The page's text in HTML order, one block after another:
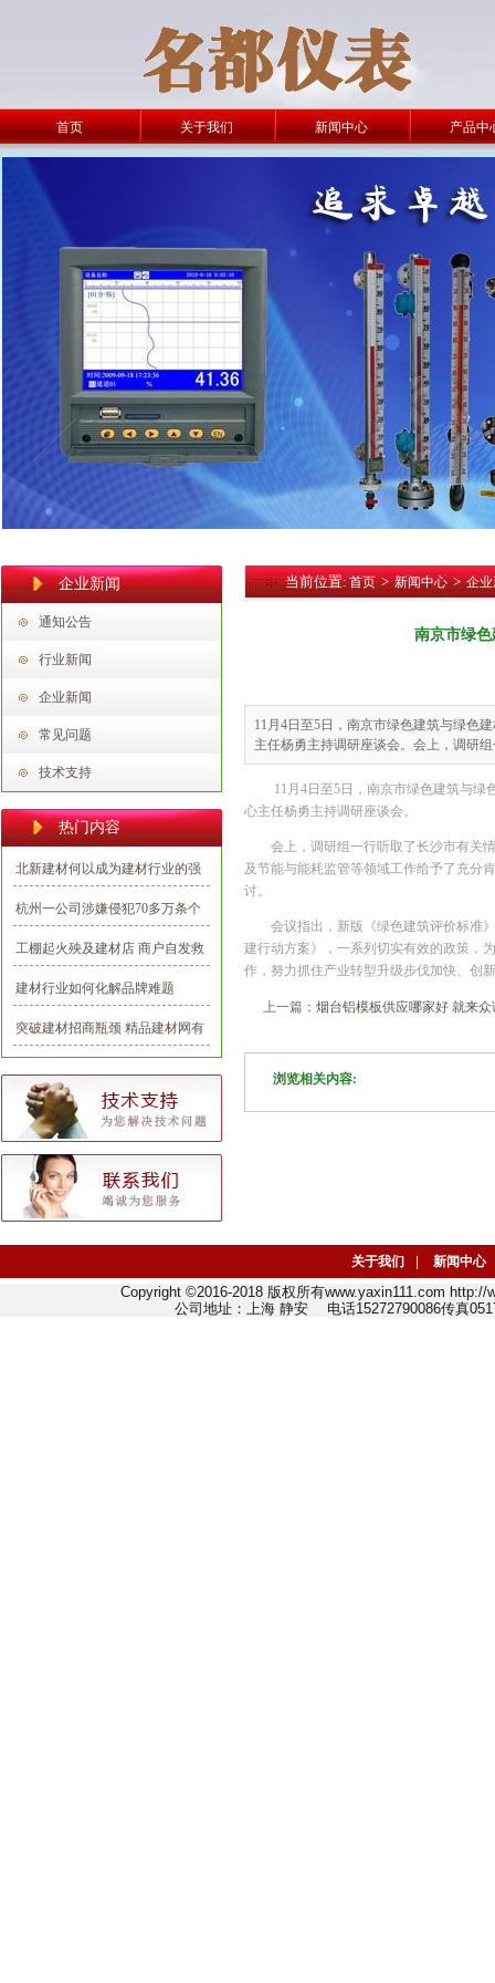
首页 关于我们 新闻中心 产品中
企业新闻
通知公告
行业新闻
企业新闻
常见问题
技术支持
热门内容
北新建材何以成为建材行业的强
势民族品牌？
杭州一公司涉嫌侵犯70多万条个
人信息，多为向业主推销建材
工棚起火殃及建材店 商户自发救
援避免损失
建材行业如何化解品牌难题
突破建材招商瓶颈 精品建材网有
一套
当前位置:首页>新闻中心>企
南京市绿
11月4日至5日，南京市绿色建筑与绿色
主任杨勇主持调研座谈会。会上，调研
11月4日至5日，南京市绿色建筑与
心主任杨勇主持调研座谈会。
会上，调研组一行听取了长沙市有关
及节能与能耗监管等领域工作给予了充分
讨。
会议指出，新版《绿色建筑评价标准
建行动方案》，一系列切实有效的政策，
作，努力抓住产业转型升级步伐加快、创
上一篇：烟台铝模板供应哪家好 就来
浏览相关内容:
关于我们 新闻中心
Copyright ©2016-2018 版权所有www.yaxin111.com
公司地址：上海 静安 电话15272790086传真